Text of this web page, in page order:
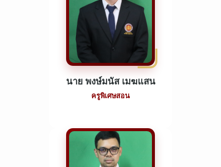
นาย พงษ์มนัส เมฆแสน
ครูพิเศษสอน